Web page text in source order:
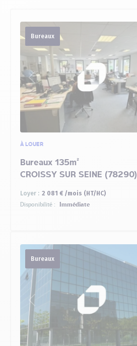
Bureaux
À LOUER
Bureaux 135m²
CROISSY SUR SEINE (78290)
Loyer : 2 081 € /mois (HT/HC)
Disponibilité : Immédiate
Bureaux